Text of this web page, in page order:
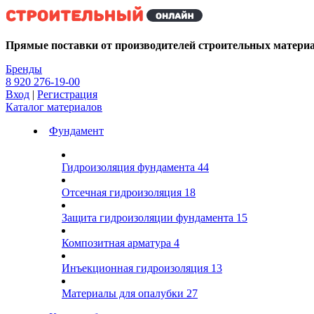
Kg
Прямые поставки от производителей строительных
Бренды
8 920 276-19-00
Вход | Регистрация
Каталог материалов
Фундамент
Гидроизоляция фундамента 44
Отсечная гидроизоляция 18
Защита гидроизоляции фундамента 15
Композитная арматура 4
Инъекционная гидроизоляция 13
Материалы для опалубки 27